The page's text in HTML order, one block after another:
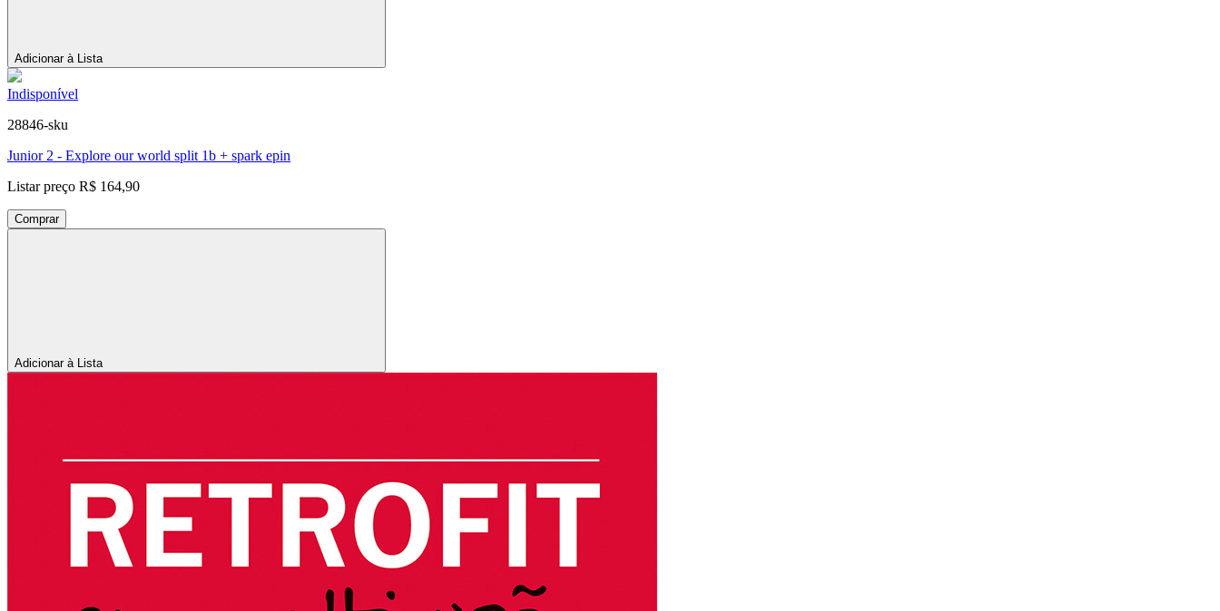
Adicionar à Lista
Indisponível
28846-sku
Junior 2 - Explore our world split 1b + spark epin
Listar preço R$ 164,90
Comprar
Adicionar à Lista